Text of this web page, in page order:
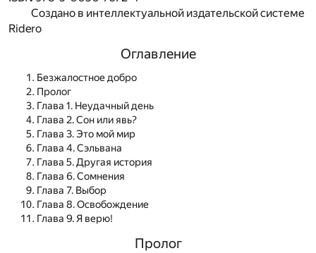
Создано в интеллектуальной издательской системе
Ridero
Оглавление
Безжалостное добро
Пролог
Глава 1. Неудачный день
Глава 2. Сон или явь?
Глава 3. Это мой мир
Глава 4. Сэльвана
Глава 5. Другая история
Глава 6. Сомнения
Глава 7. Выбор
Глава 8. Освобождение
Глава 9. Я верю!
Пролог